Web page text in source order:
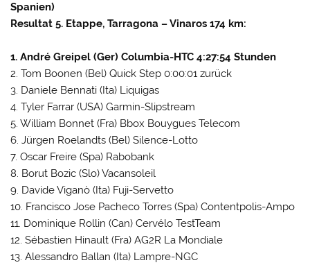
Spanien)
Resultat 5. Etappe, Tarragona – Vinaros 174 km:
1. André Greipel (Ger) Columbia-HTC 4:27:54 Stunden
2. Tom Boonen (Bel) Quick Step 0:00:01 zurück
3. Daniele Bennati (Ita) Liquigas
4. Tyler Farrar (USA) Garmin-Slipstream
5. William Bonnet (Fra) Bbox Bouygues Telecom
6. Jürgen Roelandts (Bel) Silence-Lotto
7. Oscar Freire (Spa) Rabobank
8. Borut Bozic (Slo) Vacansoleil
9. Davide Viganò (Ita) Fuji-Servetto
10. Francisco Jose Pacheco Torres (Spa) Contentpolis-Ampo
11. Dominique Rollin (Can) Cervélo TestTeam
12. Sébastien Hinault (Fra) AG2R La Mondiale
13. Alessandro Ballan (Ita) Lampre-NGC